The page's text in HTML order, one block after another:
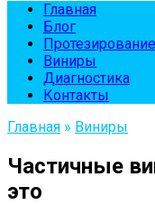
Главная
Блог
Протезирование
Виниры
Диагностика
Контакты
Главная » Виниры
Частичные
это